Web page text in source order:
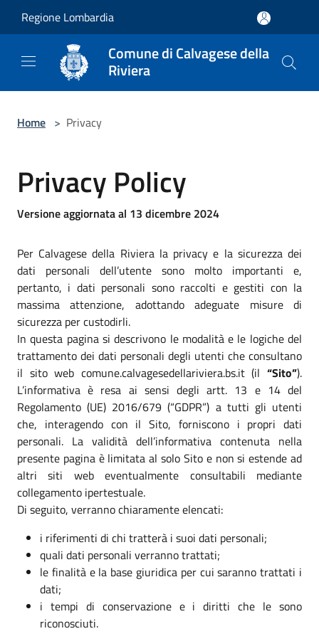
Regione Lombardia
Comune di Calvagese della
Riviera
Home > Privacy
Privacy Policy
Versione aggiornata al 13 dicembre 2024
Per Calvagese della Riviera la privacy e la sicurezza dei
dati personali dell’utente sono molto importanti e,
pertanto, i dati personali sono raccolti e gestiti con la
massima attenzione, adottando adeguate misure di
sicurezza per custodirli.
In questa pagina si descrivono le modalità e le logiche del
trattamento dei dati personali degli utenti che consultano
il sito web comune.calvagesedellariviera.bs.it (il “Sito”).
L’informativa è resa ai sensi degli artt. 13 e 14 del
Regolamento (UE) 2016/679 (“GDPR”) a tutti gli utenti
che, interagendo con il Sito, forniscono i propri dati
personali. La validità dell’informativa contenuta nella
presente pagina è limitata al solo Sito e non si estende ad
altri siti web eventualmente consultabili mediante
collegamento ipertestuale.
Di seguito, verranno chiaramente elencati:
i riferimenti di chi tratterà i suoi dati personali;
quali dati personali verranno trattati;
le finalità e la base giuridica per cui saranno trattati i
dati;
i tempi di conservazione e i diritti che le sono
riconosciuti.